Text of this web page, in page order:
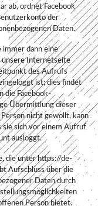
ab, ordnet Facebook
der
Daten.
immer dann eine
unsere Internetseite
des Aufrufs
ist; dies findet
die Facebook-
Übermittlung dieser
nicht gewollt, kann
sie sich vor einem Aufruf
ausloggt.
die unter https://de-
Aufschluss über die
Daten durch
Person bietet.